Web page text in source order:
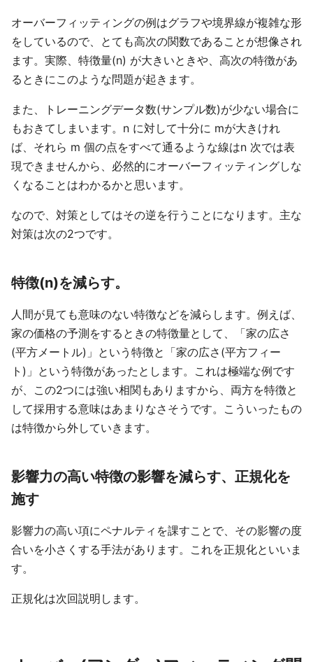
オーバーフィッティングの例はグラフや境界線が複雑な形
をしているので、とても高次の関数であることが想像され
ます。実際、特徴量(n) が大きいときや、高次の特徴があ
るときにこのような問題が起きます。
また、トレーニングデータ数(サンプル数)が少ない場合に
もおきてしまいます。n に対して十分に mが大きけれ
ば、それら m 個の点をすべて通るような線はn 次では表
現できませんから、必然的にオーバーフィッティングしな
くなることはわかるかと思います。
なので、対策としてはその逆を行うことになります。主な
対策は次の2つです。
特徴(n)を減らす。
人間が見ても意味のない特徴などを減らします。例えば、
家の価格の予測をするときの特徴量として、「家の広さ
(平方メートル)」という特徴と「家の広さ(平方フィー
ト)」という特徴があったとします。これは極端な例です
が、この2つには強い相関もありますから、両方を特徴と
して採用する意味はあまりなさそうです。こういったもの
は特徴から外していきます。
影響力の高い特徴の影響を減らす、正規化を
施す
影響力の高い項にペナルティを課すことで、その影響の度
合いを小さくする手法があります。これを正規化といいま
す。
正規化は次回説明します。